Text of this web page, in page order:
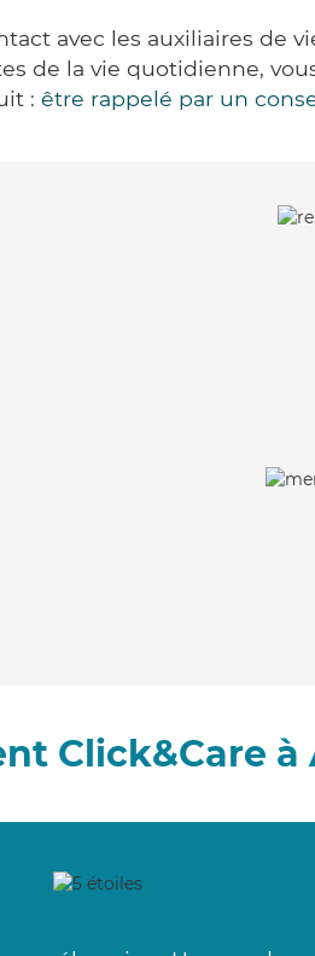
avec les auxiliaires de
de la vie quotidienne,
: être rappelé par un
Click&Care à